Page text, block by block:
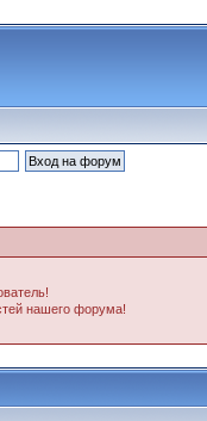
нашего форума!